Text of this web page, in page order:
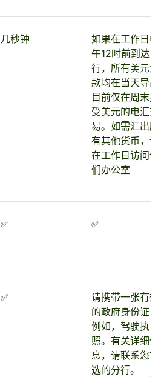
几秒钟
如果在工作日中
午12时前到达分
行，所有美元汇
款均在当天导出
目前仅在周末接
受美元的电汇交
易。如需汇出所
有其他货币，请
在工作日访问他
们办公室
✅ ✅
✅
请携带一张有效
的政府身份证，
例如，驾驶执
照。有关详细信
息，请联系您首
选的分行。